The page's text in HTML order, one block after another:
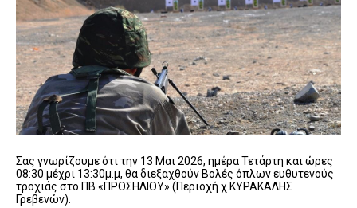
Σας γνωρίζουμε ότι την 13 Μαι 2026, ημέρα Τετάρτη και ώρες
08:30 μέχρι 13:30μ.μ, θα διεξαχθούν Βολές όπλων ευθυτενούς
τροχιάς στο ΠΒ «ΠΡΟΣΗΛΙΟΥ» (Περιοχή χ.ΚΥΡΑΚΑΛΗΣ
Γρεβενών).